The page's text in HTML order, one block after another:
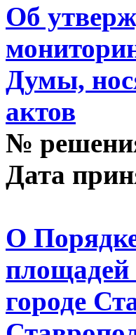
Об
Думы,
актов
№
Дата
О
площадей
городе